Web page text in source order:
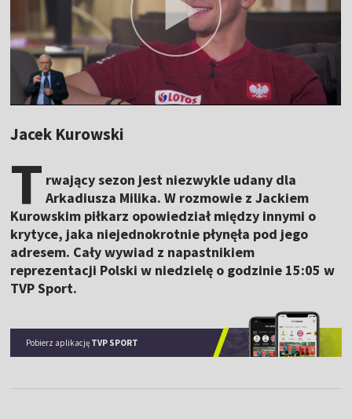
Jacek Kurowski
T rwający sezon jest niezwykle udany dla
Arkadiusza Milika. W rozmowie z Jackiem
Kurowskim piłkarz opowiedział między innymi o
krytyce, jaka niejednokrotnie płynęła pod jego
adresem. Cały wywiad z napastnikiem
reprezentacji Polski w niedzielę o godzinie 15:05 w
TVP Sport.
Pobierz aplikację TVP SPORT